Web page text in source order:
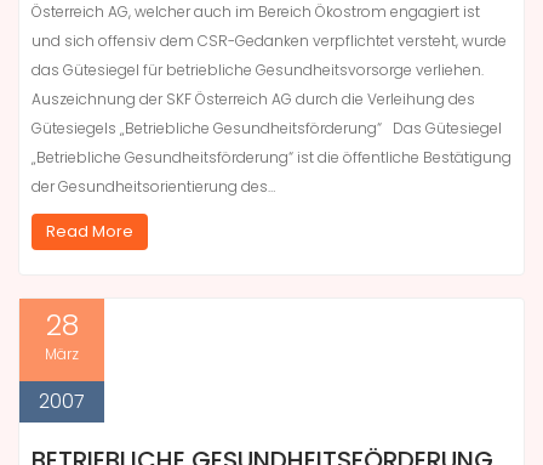
Österreich AG, welcher auch im Bereich Ökostrom engagiert ist
und sich offensiv dem CSR-Gedanken verpflichtet versteht, wurde
das Gütesiegel für betriebliche Gesundheitsvorsorge verliehen.
Auszeichnung der SKF Österreich AG durch die Verleihung des
Gütesiegels „Betriebliche Gesundheitsförderung“ Das Gütesiegel
„Betriebliche Gesundheitsförderung“ ist die öffentliche Bestätigung
der Gesundheitsorientierung des…
Read More
28
März
2007